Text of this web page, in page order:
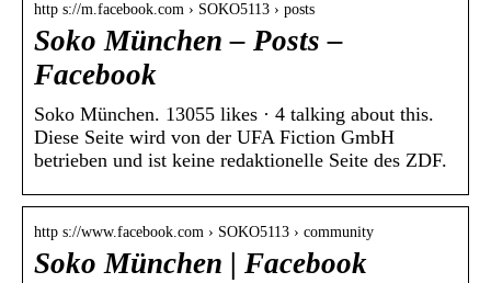
http s://m.facebook.com › SOKO5113 › posts
Soko München – Posts –
Facebook
Soko München. 13055 likes · 4 talking about this.
Diese Seite wird von der UFA Fiction GmbH
betrieben und ist keine redaktionelle Seite des ZDF.
http s://www.facebook.com › SOKO5113 › community
Soko München | Facebook